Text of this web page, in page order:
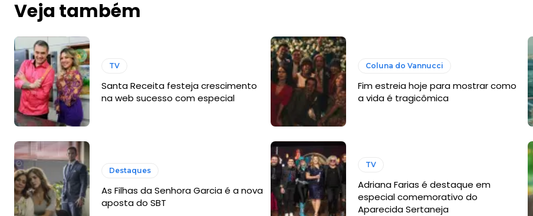
Veja também
TV
Santa Receita festeja crescimento
na web sucesso com especial
Coluna do Vannucci
Fim estreia hoje para mostrar como
a vida é tragicômica
Destaques
As Filhas da Senhora Garcia é a nova
aposta do SBT
TV
Adriana Farias é destaque em
especial comemorativo do
Aparecida Sertaneja